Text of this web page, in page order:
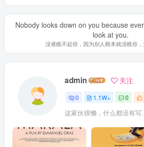
Nobody looks down on you because
look at you.
没谁瞧不起你，因为别人根本就没瞧你
admin 关注
0 1.1W+ 0
这家伙很懒，什么都没有写